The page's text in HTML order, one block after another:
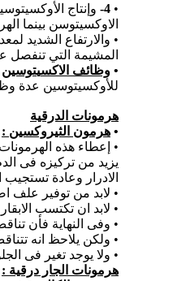
•
4- وإنتاج
الاوكسيتوسن بينما
• والارتفاع الشديد
المشيمة التي تنفصل
• وظائف الاكسيتوسين
للأوكسيتوسين عدة
هرمونات الدرقية
• هرمون الثيروكسين :
• إعطاء هذه
الادرار وعادة
• لابد من توفير علف
• لابد ان تكتسب الابقار
• وفى النهاية فأن
• ولكن يلاحظ انه
• ولا يوجد تغير فى
هرمونات الجار درقية :